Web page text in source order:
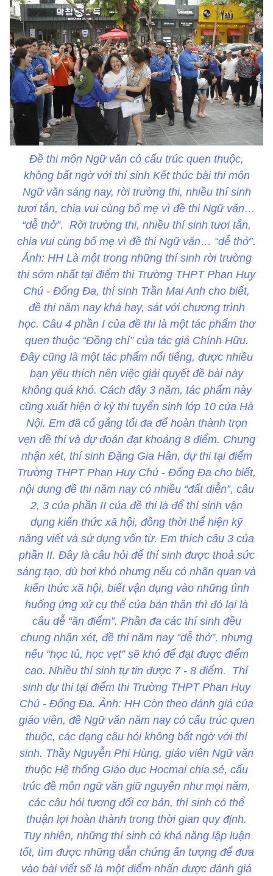
Đề thi môn Ngữ văn có cấu trúc quen thuộc,
không bất ngờ với thí sinh Kết thúc bài thi môn
Ngữ văn sáng nay, rời trường thi, nhiều thí sinh
tươi tắn, chia vui cùng bố mẹ vì đề thi Ngữ văn…
“dễ thở”. Rời trường thi, nhiều thí sinh tươi tắn,
chia vui cùng bố mẹ vì đề thi Ngữ văn… “dễ thở”.
Ảnh: HH Là một trong những thí sinh rời trường
thi sớm nhất tại điểm thi Trường THPT Phan Huy
Chú - Đống Đa, thí sinh Trần Mai Anh cho biết,
đề thi năm nay khá hay, sát với chương trình
học. Câu 4 phần I của đề thi là một tác phẩm thơ
quen thuộc “Đồng chí” của tác giả Chính Hữu.
Đây cũng là một tác phẩm nổi tiếng, được nhiều
bạn yêu thích nên việc giải quyết đề bài này
không quá khó. Cách đây 3 năm, tác phẩm này
cũng xuất hiện ở kỳ thi tuyển sinh lớp 10 của Hà
Nội. Em đã cố gắng tối đa để hoàn thành trọn
vẹn đề thi và dự đoán đạt khoảng 8 điểm. Chung
nhận xét, thí sinh Đặng Gia Hân, dự thi tại điểm
Trường THPT Phan Huy Chú - Đống Đa cho biết,
nội dung đề thi năm nay có nhiều “đất diễn”, câu
2, 3 của phần II của đề thi là để thí sinh vận
dụng kiến thức xã hội, đồng thời thể hiện kỹ
năng viết và sử dụng vốn từ. Em thích câu 3 của
phần II. Đây là câu hỏi để thí sinh được thoả sức
sáng tạo, dù hơi khó nhưng nếu có nhãn quan và
kiến thức xã hội, biết vận dụng vào những tình
huống ứng xử cụ thể của bản thân thì đó lại là
câu dễ “ăn điểm”. Phần đa các thí sinh đều
chung nhận xét, đề thi năm nay “dễ thở”, nhưng
nếu “học tủ, học vẹt” sẽ khó để đạt được điểm
cao. Nhiều thí sinh tự tin được 7 - 8 điểm. Thí
sinh dự thi tại điểm thi Trường THPT Phan Huy
Chú - Đống Đa. Ảnh: HH Còn theo đánh giá của
giáo viên, đề Ngữ văn năm nay có cấu trúc quen
thuộc, các dạng câu hỏi không bất ngờ với thí
sinh. Thầy Nguyễn Phi Hùng, giáo viên Ngữ văn
thuộc Hệ thống Giáo dục Hocmai chia sẻ, cấu
trúc đề môn ngữ văn giữ nguyên như mọi năm,
các câu hỏi tương đối cơ bản, thí sinh có thể
thuận lợi hoàn thành trong thời gian quy định.
Tuy nhiên, những thí sinh có khả năng lập luận
tốt, tìm được những dẫn chứng ấn tượng để đưa
vào bài viết sẽ là một điểm nhấn được đánh giá